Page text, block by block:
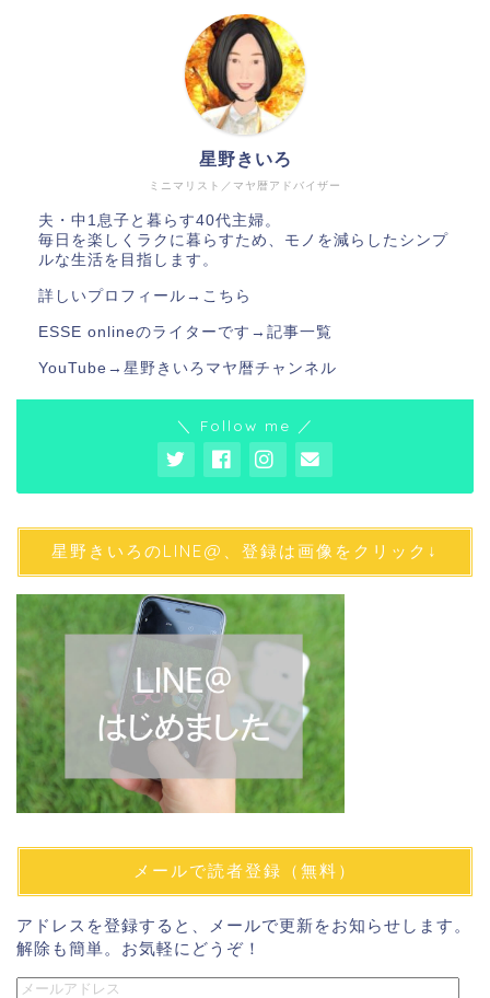
ミニマリスト／マヤ暦アドバイザー
星野きいろ
夫・中1息子と暮らす40代主婦。
毎日を楽しくラクに暮らすため、モノを減らしたシンプ
ルな生活を目指します。
詳しいプロフィール→ こちら
ESSE onlineのライターです→ 記事一覧
YouTube→ 星野きいろマヤ暦チャンネル
＼ Follow me ／
星野きいろのLINE@、登録は画像をクリック↓
メールで読者登録（無料）
アドレスを登録すると、メールで更新をお知らせします。
解除も簡単。お気軽にどうぞ！
メ